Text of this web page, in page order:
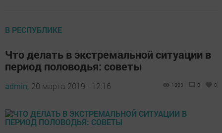
В РЕСПУБЛИКЕ
Что делать в экстремальной ситуации в
период половодья: советы
admin, 20 марта 2019 - 12:16 1803 0 0